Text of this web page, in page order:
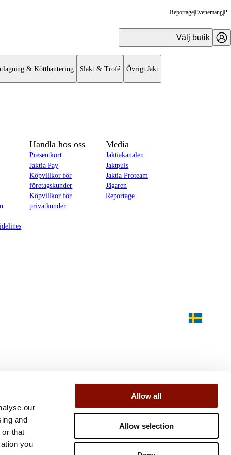
our
and
or that
you
Allow all
Allow selection
ReportageEvenemang
Välj butik
& Kötthantering Slakt & Trofé Övrigt Jakt
Handla hos oss
Presentkort
Jaktia Pay
Köpvillkor för
företagskunder
Köpvillkor för
privatkunder
Media
Jaktiakanalen
Jaktpuls
Jaktia Proteam
Jägaren
Reportage